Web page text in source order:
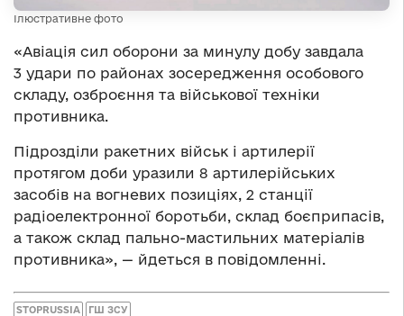
Ілюстративне фото
«Авіація сил оборони за минулу добу завдала
3 удари по районах зосередження особового
складу, озброєння та військової техніки
противника.
Підрозділи ракетних військ і артилерії
протягом доби уразили 8 артилерійських
засобів на вогневих позиціях, 2 станції
радіоелектронної боротьби, склад боєприпасів,
а також склад пально-мастильних матеріалів
противника», — йдеться в повідомленні.
STOPRUSSIA ГШ ЗСУ